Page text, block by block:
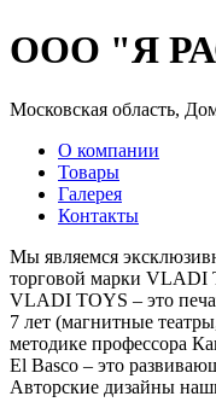
ООО "Я
Московская область,
О компании
Товары
Галерея
Контакты
Мы являемся
торговой марки VLADI
VLADI TOYS – это
7 лет (магнитные
методике профессора
El Basco – это
Авторские дизайны